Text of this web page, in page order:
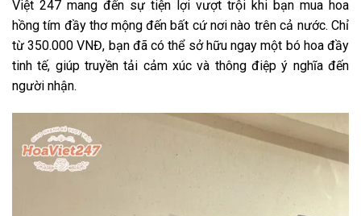
Việt 247 mang đến sự tiện lợi vượt trội khi bạn mua hoa
hồng tím đầy thơ mộng đến bất cứ nơi nào trên cả nước. Chỉ
từ 350.000 VNĐ, bạn đã có thể sở hữu ngay một bó hoa đầy
tinh tế, giúp truyền tải cảm xúc và thông điệp ý nghĩa đến
người nhận.